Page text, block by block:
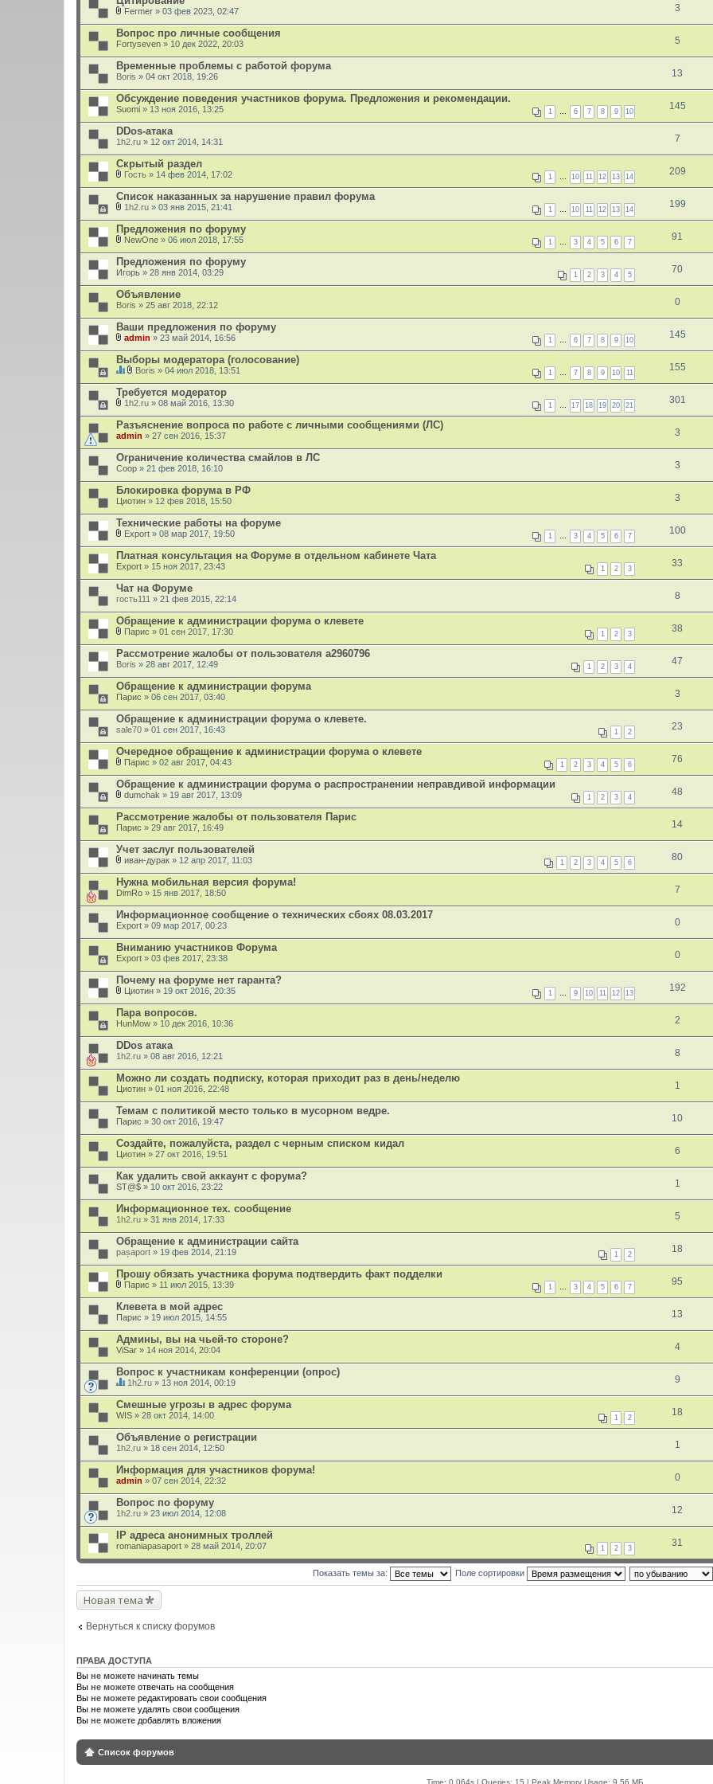
л
о
ж
е
н
и
Fermer » 03 фев 2023, 02:47 3
Вопрос про личные сообщения
Fortyseven » 10 дек 2022, 20:03 5
Временные проблемы с работой форума
Boris » 04 окт 2018, 19:26 13
Обсуждение поведения участников форума. Предложения и рекомендации.
1 … 6 7 8 9 10
Suomi » 13 ноя 2016, 13:25 145
DDos-атака
1h2.ru » 12 окт 2014, 14:31 7
Скрытый раздел
1 … 10 11 12 13 14
л
о
ж
е
н
и
Гость » 14 фев 2014, 17:02 209
Список наказанных за нарушение правил форума
1 … 10 11 12 13 14
л
о
ж
е
н
и
1h2.ru » 03 янв 2015, 21:41 199
Предложения по форуму
1 … 3 4 5 6 7
л
о
ж
е
н
и
NewOne » 06 июл 2018, 17:55 91
Предложения по форуму
1 2 3 4 5
Игорь » 28 янв 2014, 03:29 70
Объявление
Boris » 25 авг 2018, 22:12 0
Ваши предложения по форуму
1 … 6 7 8 9 10
л
о
ж
е
н
и
admin » 23 май 2014, 16:56 145
Выборы модератора (голосование)
1 … 7 8 9 10 11
а
н
н
а
я
т
м
а
с
о
д
е
р
ж
и
о
п
р
о
с
.
л
о
ж
е
н
и
Boris » 04 июл 2018, 13:51 155
Требуется модератор
1 … 17 18 19 20 21
л
о
ж
е
н
и
1h2.ru » 08 май 2016, 13:30 301
Разъяснение вопроса по работе с личными сообщениями (ЛС)
admin » 27 сен 2016, 15:37 3
Ограничение количества смайлов в ЛС
Coop » 21 фев 2018, 16:10 3
Блокировка форума в РФ
Циотин » 12 фев 2018, 15:50 3
Технические работы на форуме
1 … 3 4 5 6 7
л
о
ж
е
н
и
Export » 08 мар 2017, 19:50 100
Платная консультация на Форуме в отдельном кабинете Чата
1 2 3
Export » 15 ноя 2017, 23:43 33
Чат на Форуме
гость111 » 21 фев 2015, 22:14 8
Обращение к администрации форума о клевете
1 2 3
л
о
ж
е
н
и
Парис » 01 сен 2017, 17:30 38
Рассмотрение жалобы от пользователя a2960796
1 2 3 4
Boris » 28 авг 2017, 12:49 47
Обращение к администрации форума
Парис » 06 сен 2017, 03:40 3
Обращение к администрации форума о клевете.
1 2
sale70 » 01 сен 2017, 16:43 23
Очередное обращение к администрации форума о клевете
1 2 3 4 5 6
л
о
ж
е
н
и
Парис » 02 авг 2017, 04:43 76
Обращение к администрации форума о распространении неправдивой информации
1 2 3 4
л
о
ж
е
н
и
dumchak » 19 авг 2017, 13:09 48
Рассмотрение жалобы от пользователя Парис
Парис » 29 авг 2017, 16:49 14
Учет заслуг пользователей
1 2 3 4 5 6
л
о
ж
е
н
и
иван-дурак » 12 апр 2017, 11:03 80
Нужна мобильная версия форума!
DimRo » 15 янв 2017, 18:50 7
Информационное сообщение о технических сбоях 08.03.2017
Export » 09 мар 2017, 00:23 0
Вниманию участников Форума
Export » 03 фев 2017, 23:38 0
Почему на форуме нет гаранта?
1 … 9 10 11 12 13
л
о
ж
е
н
и
Циотин » 19 окт 2016, 20:35 192
Пара вопросов.
HunMow » 10 дек 2016, 10:36 2
DDos атака
1h2.ru » 08 авг 2016, 12:21 8
Можно ли создать подписку, которая приходит раз в день/неделю
Циотин » 01 ноя 2016, 22:48 1
Темам с политикой место только в мусорном ведре.
Парис » 30 окт 2016, 19:47 10
Создайте, пожалуйста, раздел с черным списком кидал
Циотин » 27 окт 2016, 19:51 6
Как удалить свой аккаунт с форума?
ST@$ » 10 окт 2016, 23:22 1
Информационное тех. сообщение
1h2.ru » 31 янв 2014, 17:33 5
Обращение к администрации сайта
1 2
pașaport » 19 фев 2014, 21:19 18
Прошу обязать участника форума подтвердить факт подделки
1 … 3 4 5 6 7
л
о
ж
е
н
и
Парис » 11 июл 2015, 13:39 95
Клевета в мой адрес
Парис » 19 июл 2015, 14:55 13
Админы, вы на чьей-то стороне?
ViSar » 14 ноя 2014, 20:04 4
Вопрос к участникам конференции (опрос)
а
н
н
а
я
т
м
а
с
о
д
е
р
ж
и
о
о
с
.
1h2.ru » 13 ноя 2014, 00:19 9
Смешные угрозы в адрес форума
1 2
WIS » 28 окт 2014, 14:00 18
Объявление о регистрации
1h2.ru » 18 сен 2014, 12:50 1
Информация для участников форума!
admin » 07 сен 2014, 22:32 0
Вопрос по форуму
1h2.ru » 23 июл 2014, 12:08 12
IP адреса анонимных троллей
1 2 3
romaniapasaport » 28 май 2014, 20:07 31
Показать темы за: Поле сортировки
Новая тема
Вернуться к списку форумов
ПРАВА ДОСТУПА
Вы не можете начинать темы
Вы не можете отвечать на сообщения
Вы не можете редактировать свои сообщения
Вы не можете удалять свои сообщения
Вы не можете добавлять вложения
Список форумов
Time: 0.064s| Queries: 15 | Peak Memory Usage: 9.56 МБ